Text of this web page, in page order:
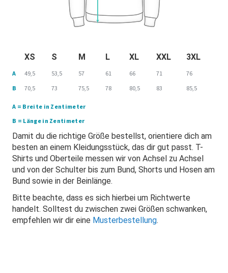
XS S M L XL XXL 3XL
A 49,5 53,5 57 61 66 71
76
B
70,5 73 75,5 78 80,5 83 85,5
A = Breite in Zentimeter
B = Länge in Zentimeter
Damit du die richtige Größe bestellst, orientiere dich am
besten an einem Kleidungsstück, das dir gut passt. T-
Shirts und Oberteile messen wir von Achsel zu Achsel
und von der Schulter bis zum Bund, Shorts und Hosen am
Bund sowie in der Beinlänge.
Bitte beachte, dass es sich hierbei um Richtwerte
handelt. Solltest du zwischen zwei Größen schwanken,
empfehlen wir dir eine Musterbestellung.